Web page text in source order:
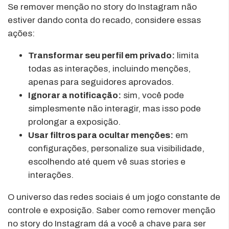
Se remover menção no story do Instagram não
estiver dando conta do recado, considere essas
ações:
Transformar seu perfil em privado: limita
todas as interações, incluindo menções,
apenas para seguidores aprovados.
Ignorar a notificação: sim, você pode
simplesmente não interagir, mas isso pode
prolongar a exposição.
Usar filtros para ocultar menções: em
configurações, personalize sua visibilidade,
escolhendo até quem vê suas stories e
interações.
O universo das redes sociais é um jogo constante de
controle e exposição. Saber como remover menção
no story do Instagram dá a você a chave para ser